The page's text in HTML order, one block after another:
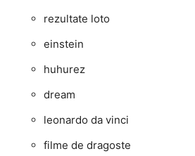
rezultate loto
einstein
huhurez
dream
leonardo da vinci
filme de dragoste